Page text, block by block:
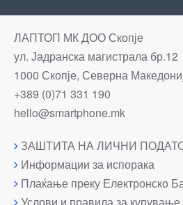
ЛАПТОП МК ДОО Скопје
ул. Јадранска магистрала бр.12
1000 Скопје, Северна
+389 (0)71 331 190
hello@smartphone.mk
ЗАШТИТА НА ЛИЧНИ
Информации за испорака
Плаќање преку Електронско